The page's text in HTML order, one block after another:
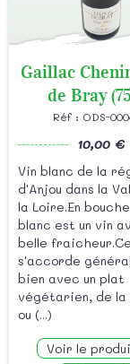
Gaillac
de Bray
Réf : ODS-
10,00 €
Vin blanc de la
d'Anjou dans la
la Loire.En
blanc est un vin
belle
s'accorde
bien avec un plat
végétarien, de la
ou (...)
Voir le